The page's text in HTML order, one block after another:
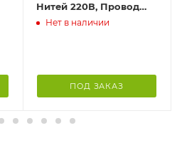
Нитей 220В, Провод
Белый Каучук, IP65
Нет в наличии
ПОД ЗАКАЗ